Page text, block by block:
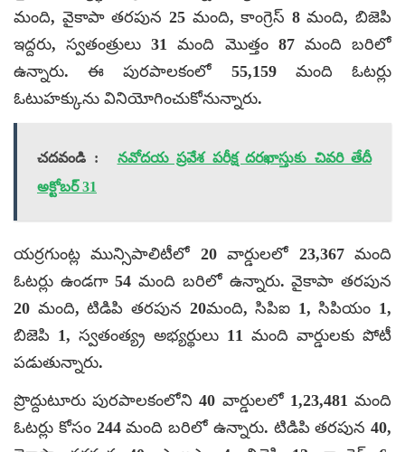
మంది, వైకాపా తరపున 25 మంది, కాంగ్రెస్ 8 మంది, బిజెపి
ఇద్దరు, స్వతంత్రులు 31 మంది మొత్తం 87 మంది బరిలో
ఉన్నారు. ఈ పురపాలకంలో 55,159 మంది ఓటర్లు
ఓటుహక్కును వినియోగించుకోనున్నారు.
చదవండి :
నవోదయ ప్రవేశ పరీక్ష దరఖాస్తుకు చివరి తేదీ
అక్టోబర్ 31
యర్రగుంట్ల మున్సిపాలిటీలో 20 వార్డులలో 23,367 మంది
ఓటర్లు ఉండగా 54 మంది బరిలో ఉన్నారు. వైకాపా తరపున
20 మంది, టిడిపి తరపున 20మంది, సిపిఐ 1, సిపియం 1,
బిజెపి 1, స్వతంత్య్ర అభ్యర్థులు 11 మంది వార్డులకు పోటీ
పడుతున్నారు.
ప్రొద్దుటూరు పురపాలకంలోని 40 వార్డులలో 1,23,481 మంది
ఓటర్లు కోసం 244 మంది బరిలో ఉన్నారు. టిడిపి తరపున 40,